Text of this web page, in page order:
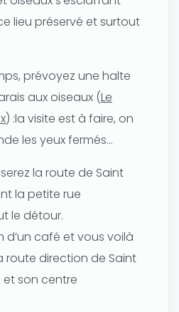
lieu préservé et surtout
prévoyez une halte
aux oiseaux (Le
) :la visite est à faire, on
les yeux fermés…
la route de Saint
la petite rue
le détour.
d’un café et vous voilà
route direction de Saint
et son centre